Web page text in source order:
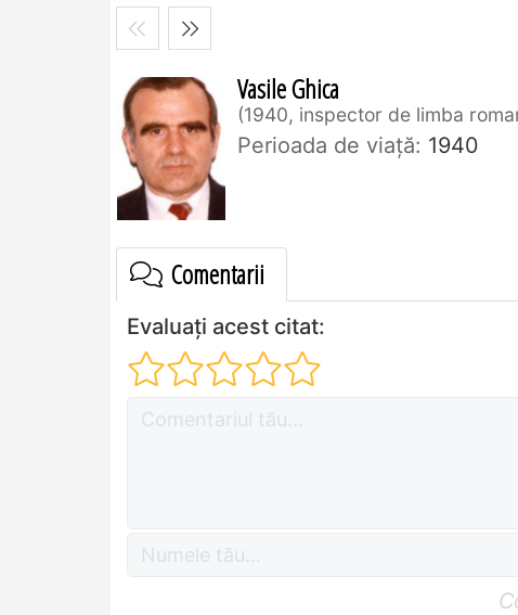
Vasile Ghica
1940, inspector de limba
Perioada de viaţă: 1940
Comentarii
Evaluați acest citat: